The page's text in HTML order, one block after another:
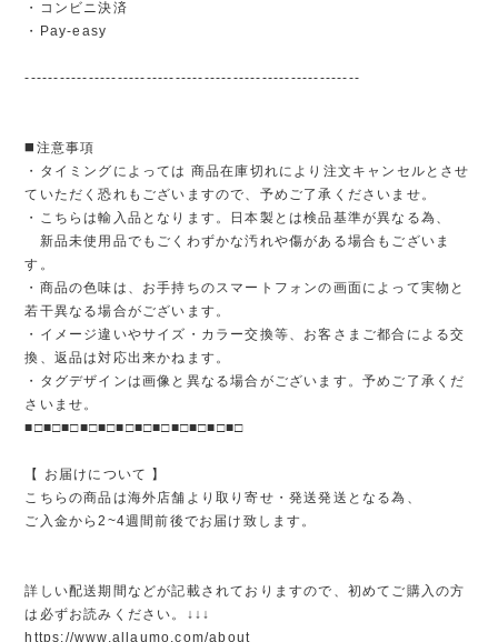
・コンビニ決済
・Pay-easy
----------------------------------------------------------
◼️注意事項
・タイミングによっては 商品在庫切れにより注文キャンセルとさせ
ていただく恐れもございますので、予めご了承くださいませ。
・こちらは輸入品となります。日本製とは検品基準が異なる為、
新品未使用品でもごくわずかな汚れや傷がある場合もございま
す。
・商品の色味は、お手持ちのスマートフォンの画面によって実物と
若干異なる場合がございます。
・イメージ違いやサイズ・カラー交換等、お客さまご都合による交
換、返品は対応出来かねます。
・タグデザインは画像と異なる場合がございます。予めご了承くだ
さいませ。
■□■□■□■□■□■□■□■□■□■□■□■□
【 お届けについて 】
こちらの商品は海外店舗より取り寄せ・発送発送となる為、
ご入金から2~4週間前後でお届け致します。
詳しい配送期間などが記載されておりますので、初めてご購入の方
は必ずお読みください。↓↓↓
https://www.allaumo.com/about